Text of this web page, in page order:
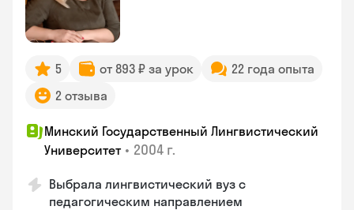
5 от 893 ₽ за урок
22 года опыта
2 отзыва
Минский Государственный Лингвистический
Университет • 2004 г.
Выбрала лингвистический вуз с
педагогическим направлением